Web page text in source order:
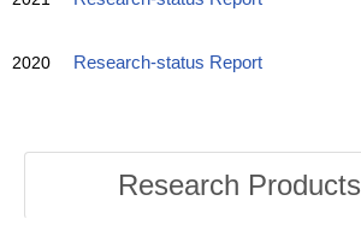
2020 Research-status Report
Research Products